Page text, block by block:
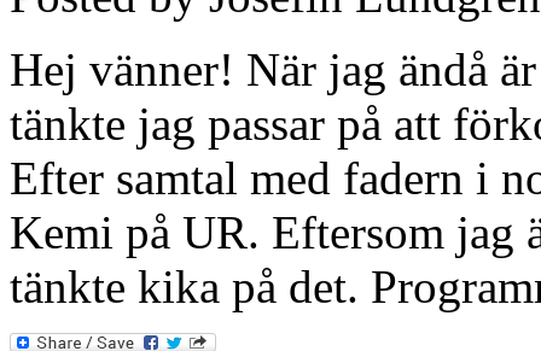
Hej vänner! När jag ändå
tänkte jag passar på att
Efter samtal med fadern i
Kemi på UR. Eftersom jag
tänkte kika på det.